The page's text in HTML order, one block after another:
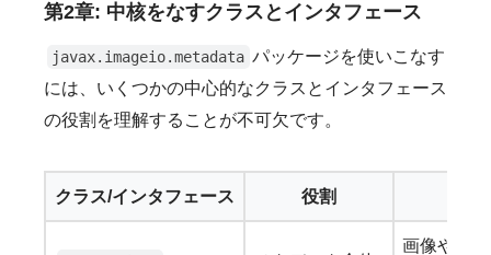
第2章: 中核をなすクラスとインタフェース
javax.imageio.metadata パッケージを使いこなす
には、いくつかの中心的なクラスとインタフェース
の役割を理解することが不可欠です。
クラス/インタフェース 役割
画像やス